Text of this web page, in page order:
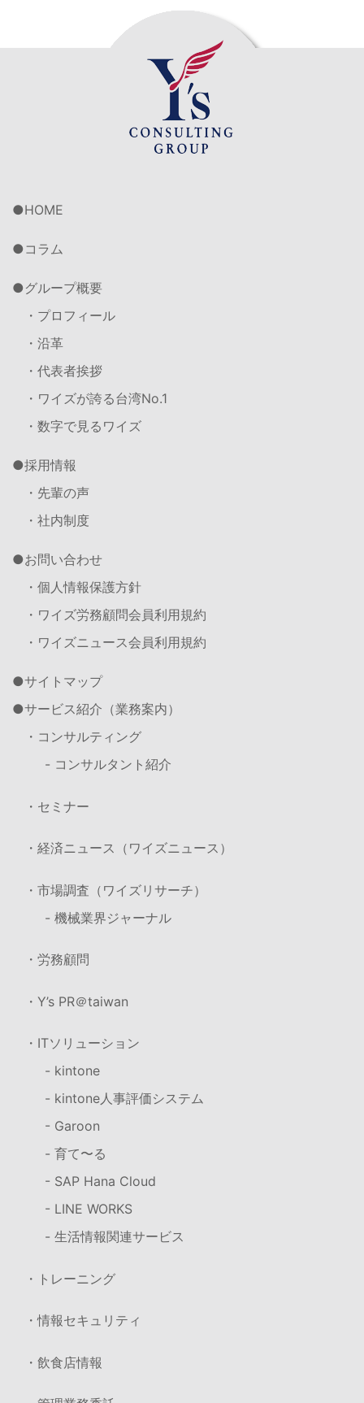
HOME
コラム
グループ概要
・プロフィール
・沿革
・代表者挨拶
・ワイズが誇る台湾No.1
・数字で見るワイズ
採用情報
・先輩の声
・社内制度
お問い合わせ
・個人情報保護方針
・ワイズ労務顧問会員利用規約
・ワイズニュース会員利用規約
サイトマップ
サービス紹介（業務案内）
・コンサルティング
- コンサルタント紹介
・セミナー
・経済ニュース（ワイズニュース）
・市場調査（ワイズリサーチ）
- 機械業界ジャーナル
・労務顧問
・Y’s PR＠taiwan
・ITソリューション
- kintone
- kintone人事評価システム
- Garoon
- 育て〜る
- SAP Hana Cloud
- LINE WORKS
- 生活情報関連サービス
・トレーニング
・情報セキュリティ
・飲食店情報